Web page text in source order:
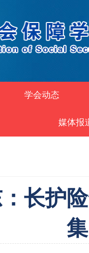
学会动态
媒体报
长护